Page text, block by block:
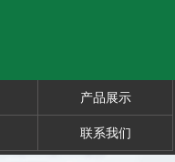
产品展示
联系我们